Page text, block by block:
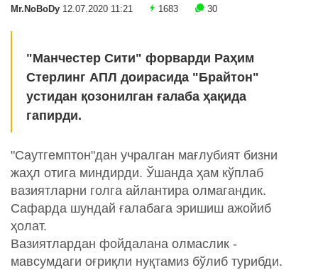
Mr.NoBoDy 12.07.2020 11:21 1683 30
"Манчестер Сити" форварди Раҳим
Стерлинг АПЛ доирасида "Брайтон"
устидан қозонилган ғалаба ҳақида
гапирди.
"Саутгемптон"дан учралган мағлубият бизни
жаҳл отига миндирди. Ўшанда ҳам кўплаб
вазиятларни голга айлантира олмагандик.
Сафарда шундай ғалабага эришиш ажойиб
ҳолат.
Вазиятлардан фойдалана олмаслик -
мавсумдаги оғриқли нуқтамиз бўлиб турибди.